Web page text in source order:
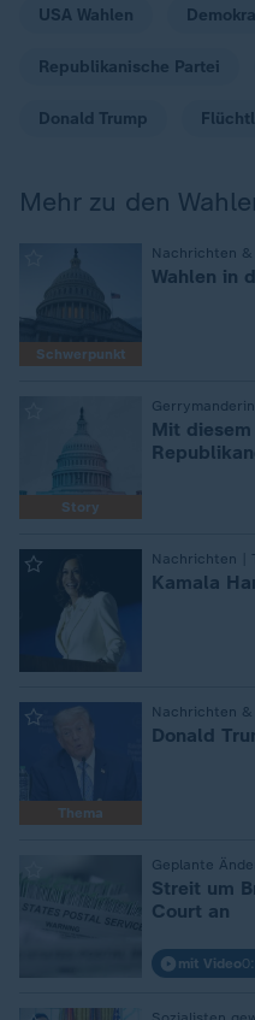
USA Wahlen
Republikanische Partei
Donald Trump
Mehr zu den
Schwerpunkt
Nachrichten &
Wahlen in
Story
Mit
Nachrichten |
: Kamala
Thema
Nachrichten
: Donald
Geplante
:
Streit um
Court an
mit Video